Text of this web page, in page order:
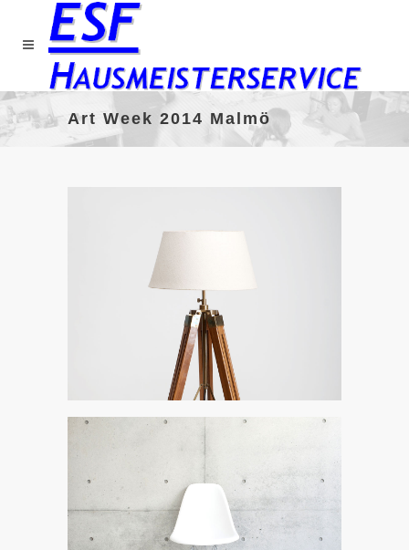
Art Week 2014 Malmö